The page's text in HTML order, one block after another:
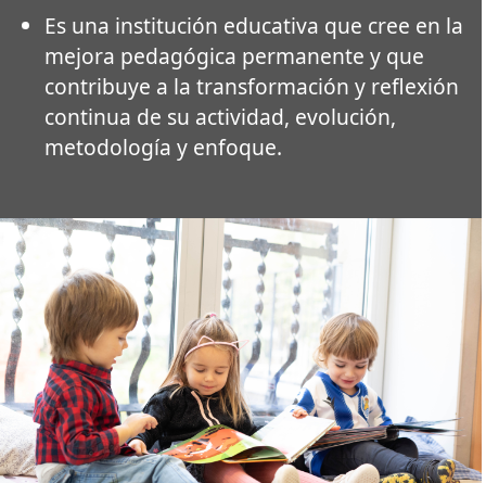
Es una institución educativa que cree en la
mejora pedagógica permanente y que
contribuye a la transformación y reflexión
continua de su actividad, evolución,
metodología y enfoque.